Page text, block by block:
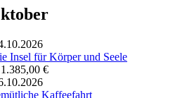
Insel für Körper und Seele
€
Kaffeefahrt